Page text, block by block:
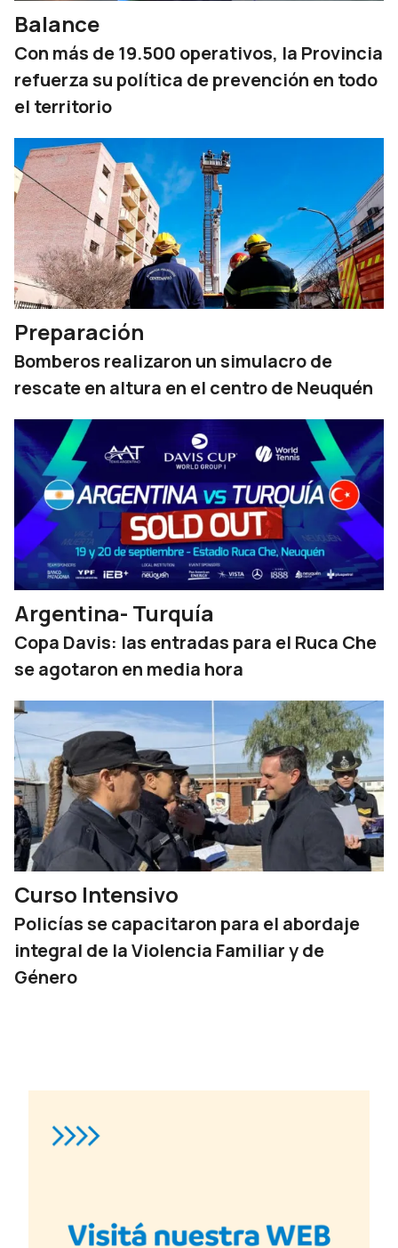
Balance
Con más de 19.500 operativos, la Provincia
refuerza su política de prevención en todo
el territorio
Preparación
Bomberos realizaron un simulacro de
rescate en altura en el centro de Neuquén
Argentina- Turquía
Copa Davis: las entradas para el Ruca Che
se agotaron en media hora
Curso Intensivo
Policías se capacitaron para el abordaje
integral de la Violencia Familiar y de
Género